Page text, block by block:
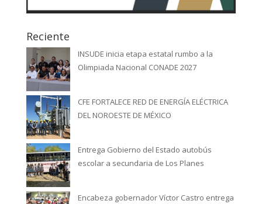
Reciente
INSUDE inicia etapa estatal rumbo a la
Olimpiada Nacional CONADE 2027
CFE FORTALECE RED DE ENERGÍA ELÉCTRICA
DEL NOROESTE DE MÉXICO
Entrega Gobierno del Estado autobús
escolar a secundaria de Los Planes
Encabeza gobernador Víctor Castro entrega